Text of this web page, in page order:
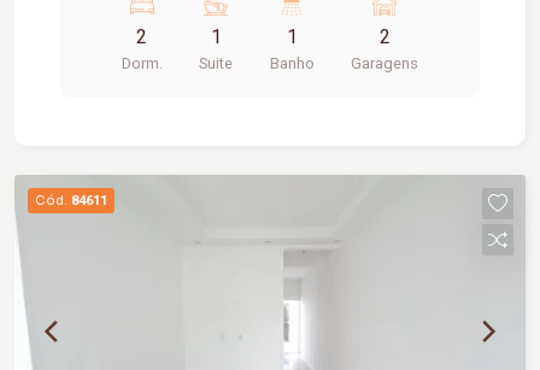
planejada, banheiro social com armário sob a pia
e box em blindex, além de área de serviço com
armário e 02 vagas de garagem. O condomínio
playground e quadra esportiva, proporcionando
segurança, conforto, lazer e praticidade para toda
2
Dorm.
1
Suite
1
Banho
2
Garagens
Cód. 84611